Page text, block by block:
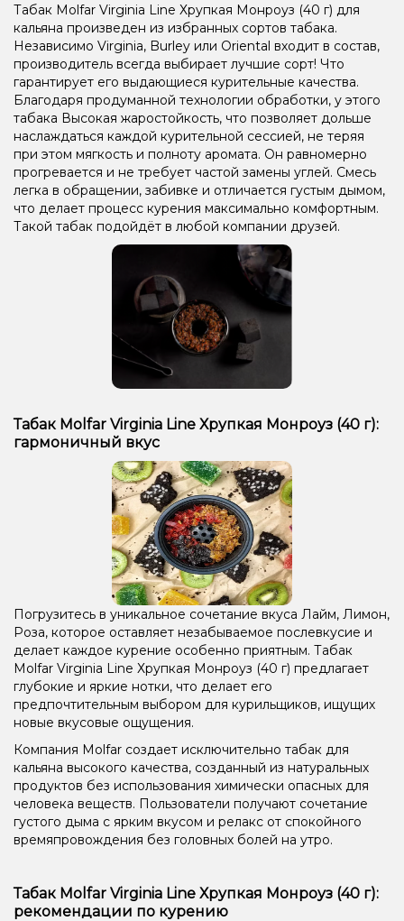
Табак Molfar Virginia Line Хрупкая Монроуз (40 г) для
кальяна произведен из избранных сортов табака.
Независимо Virginia, Burley или Oriental входит в состав,
производитель всегда выбирает лучшие сорт! Что
гарантирует его выдающиеся курительные качества.
Благодаря продуманной технологии обработки, у этого
табака Высокая жаростойкость, что позволяет дольше
наслаждаться каждой курительной сессией, не теряя
при этом мягкость и полноту аромата. Он равномерно
прогревается и не требует частой замены углей. Смесь
легка в обращении, забивке и отличается густым дымом,
что делает процесс курения максимально комфортным.
Такой табак подойдёт в любой компании друзей.
Табак Molfar Virginia Line Хрупкая Монроуз (40 г):
гармоничный вкус
Погрузитесь в уникальное сочетание вкуса Лайм, Лимон,
Роза, которое оставляет незабываемое послевкусие и
делает каждое курение особенно приятным. Табак
Molfar Virginia Line Хрупкая Монроуз (40 г) предлагает
глубокие и яркие нотки, что делает его
предпочтительным выбором для курильщиков, ищущих
новые вкусовые ощущения.
Компания Molfar создает исключительно табак для
кальяна высокого качества, созданный из натуральных
продуктов без использования химически опасных для
человека веществ. Пользователи получают сочетание
густого дыма с ярким вкусом и релакс от спокойного
времяпровождения без головных болей на утро.
Табак Molfar Virginia Line Хрупкая Монроуз (40 г):
рекомендации по курению